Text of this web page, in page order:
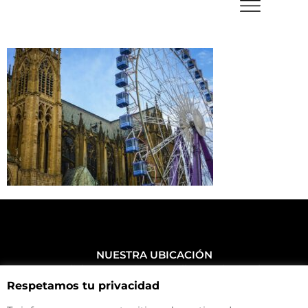
NUESTRA UBICACIÓN
Haz click aquí y mira como llegar a la tienda
CONTACTA CON NOSOTROS
+34 972 500 449
Respetamos tu privacidad